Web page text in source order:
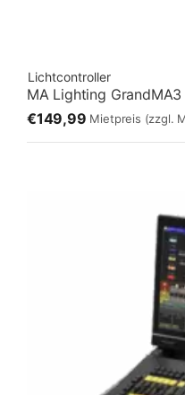
Lichtcontroller
MA Lighting
€149,99 Mietpreis (zzgl.